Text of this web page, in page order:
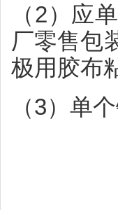
（2）应
厂零售包
极用胶布
（3）单